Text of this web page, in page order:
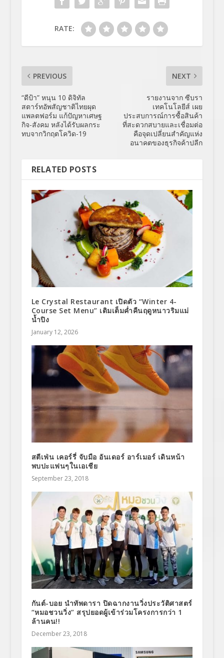
RATE:
PREVIOUS
“ดีป้า” หนุน 10 ดิจิทัล
สตาร์ทอัพสัญชาติไทยผุด
แพลตฟอร์ม แก้ปัญหาเศษฐ
กิจ-สังคม หลังได้รับผลกระ
ทบจากวิกฤตโควิด-19
NEXT
รายงานจาก ซีบรา
เทคโนโลยีส์ เผย
ประสบการณ์การซื้อสินค้า
ที่สะดวกสบายและเชื่อมต่อ
คือจุดเปลี่ยนสำคัญแห่ง
อนาคตของธุรกิจค้าปลีก
RELATED POSTS
Le Crystal Restaurant เปิดตัว “Winter 4-
Course Set Menu” เติมเต็มค่ำคืนฤดูหนาวริมแม่
น้ำปิง
January 12, 2026
สตีเฟ่น เคอร์รี่ จับมือ อันเดอร์ อาร์เมอร์ เดินหน้า
พบปะแฟนๆในเอเชีย
September 23, 2018
กันต์-บอย นำทัพดารา ปิดฉากงานวิ่งประวัติศาสตร์
“หมอชวนวิ่ง” สรุปยอดผู้เข้าร่วมโครงการกว่า 1
ล้านคน!!
December 23, 2018